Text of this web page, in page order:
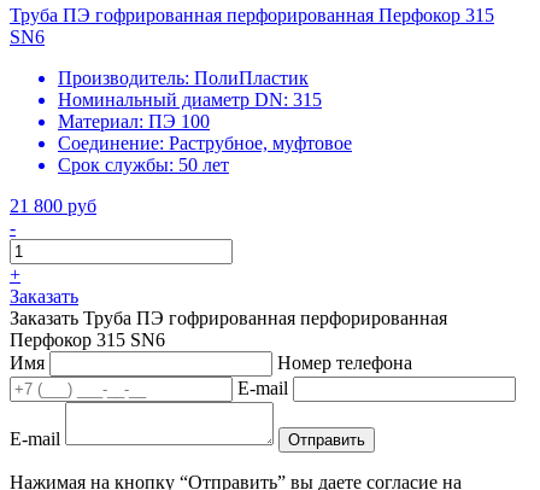
Труба ПЭ гофрированная перфорированная Перфокор 315
SN6
Производитель: ПолиПластик
Номинальный диаметр DN: 315
Материал: ПЭ 100
Соединение: Раструбное, муфтовое
Срок службы: 50 лет
21 800 руб
-
+
Заказать
Заказать Труба ПЭ гофрированная перфорированная
Перфокор 315 SN6
Имя
Номер телефона
E-mail
E-mail Отправить
Нажимая на кнопку “Отправить” вы даете согласие на